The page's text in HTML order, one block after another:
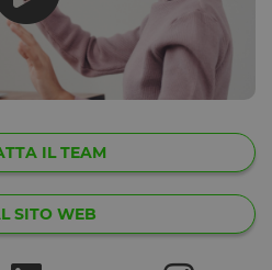
IL TEAM
SITO WEB